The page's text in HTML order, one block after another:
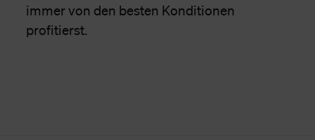
immer von den besten Konditionen
profitierst.